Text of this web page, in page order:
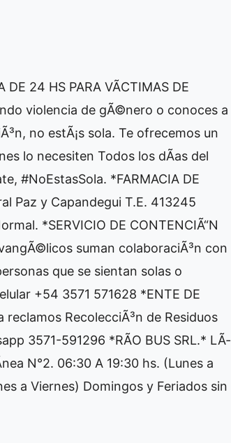
24 HS PARA VÃCTIMAS DE
violencia de gÃ©nero o conoces a
no estÃ¡s sola. Te ofrecemos un
lo necesiten Todos los dÃ­as del
#NoEstasSola. *FARMACIA DE
Paz y Capandegui T.E. 413245
*SERVICIO DE CONTENCIÃ“N
suman colaboraciÃ³n con
que se sientan solas o
+54 3571 571628 *ENTE DE
reclamos RecolecciÃ³n de Residuos
3571-591296 *RÃO BUS SRL.* LÃ­
N°2. 06:30 A 19:30 hs. (Lunes a
a Viernes) Domingos y Feriados sin